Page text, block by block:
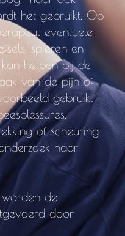
het gebruikt. Op
eventuele
spieren en
helpen bij de
van de pijn of
gebruikt
of scheuring
naar
worden de
door